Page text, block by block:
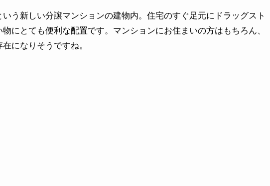
う新しい分譲マンションの建物内。住宅のすぐ足元にドラッグスト
にとても便利な配置です。マンションにお住まいの方はもちろん、
になりそうですね。